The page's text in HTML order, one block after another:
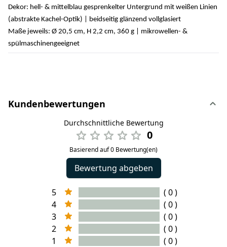
Dekor: hell- & mittelblau gesprenkelter Untergrund mit weißen Linien
(abstrakte Kachel-Optik) | beidseitig glänzend vollglasiert
Maße jeweils: Ø 20,5 cm, H 2,2 cm, 360 g | mikrowellen- &
spülmaschinengeeignet
Kundenbewertungen
Durchschnittliche Bewertung
0
Basierend auf 0 Bewertung(en)
Bewertung abgeben
5
( 0 )
4
( 0 )
3
( 0 )
2
( 0 )
1
( 0 )